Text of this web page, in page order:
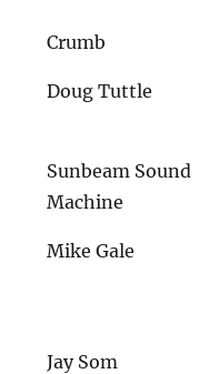
Crumb
Doug Tuttle
Sunbeam Sound
Machine
Mike Gale
Jay Som